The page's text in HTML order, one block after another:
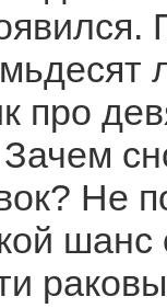
про
Не
шанс